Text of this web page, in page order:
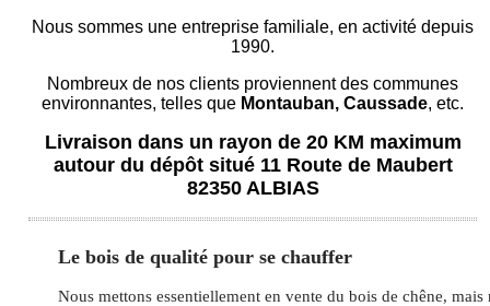
Nous sommes une entreprise familiale, en activité depuis
1990.
Nombreux de nos clients proviennent des communes
environnantes, telles que Montauban, Caussade, etc.
Livraison dans un rayon de 20 KM maximum
autour du dépôt situé 11 Route de Maubert
82350 ALBIAS
Le bois de qualité pour se chauffer
Nous mettons essentiellement en vente du bois de chêne, mais